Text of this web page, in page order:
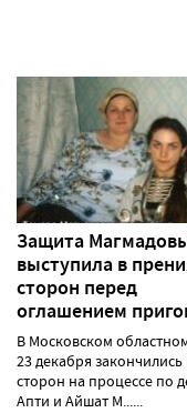
Защита
выступила в
сторон перед
оглашением
В Московском
23 декабря
сторон на процессе по
Апти и Айшат М......